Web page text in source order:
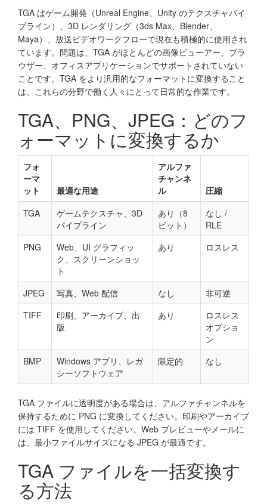
TGA はゲーム開発（Unreal Engine、Unity のテクスチャパイ
プライン）、3D レンダリング（3ds Max、Blender、
Maya）、放送ビデオワークフローで現在も積極的に使用され
ています。問題は、TGA がほとんどの画像ビューアー、ブラ
ウザー、オフィスアプリケーションでサポートされていない
ことです。TGA をより汎用的なフォーマットに変換すること
は、これらの分野で働く人々にとって日常的な作業です。
TGA、PNG、JPEG：どのフ
ォーマットに変換するか
フォ
ーマ
ット
最適な用途
アルファ
チャンネ
ル
圧縮
TGA
ゲームテクスチャ、3D
パイプライン
あり（8
ビット）
なし /
RLE
PNG
Web、UI グラフィッ
ク、スクリーンショッ
ト
あり ロスレス
JPEG 写真、Web 配信 なし
非可逆
TIFF
印刷、アーカイブ、出
版
あり
ロスレス
オプショ
ン
BMP
Windows アプリ、レガ
シーソフトウェア
限定的 なし
TGA ファイルに透明度がある場合は、アルファチャンネルを
保持するために PNG に変換してください。印刷やアーカイブ
には TIFF を使用してください。Web プレビューやメールに
は、最小ファイルサイズになる JPEG が最適です。
TGA ファイルを一括変換す
る方法